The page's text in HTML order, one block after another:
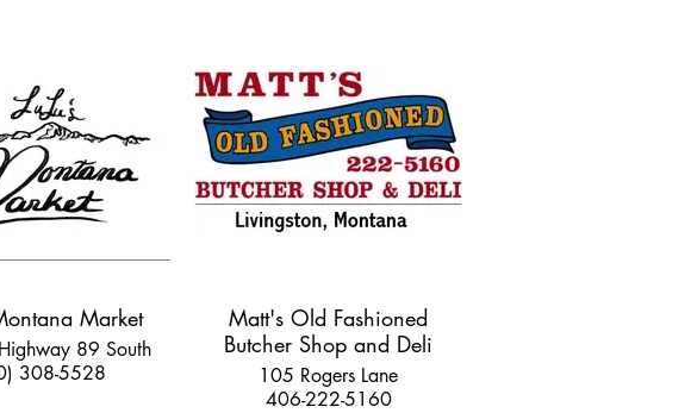
Market
89 South
308-5528
Matt's Old Fashioned
Butcher Shop and Deli
105 Rogers Lane
406-222-5160